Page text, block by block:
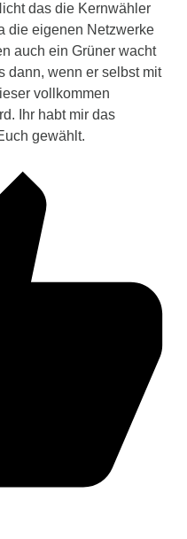
das die Kernwähler
die eigenen Netzwerke
auch ein Grüner wacht
dann, wenn er selbst mit
vollkommen
Ihr habt mir das
gewählt.